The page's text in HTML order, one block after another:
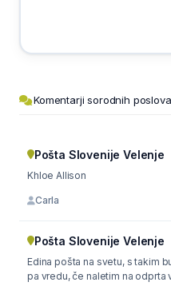
Komentarji sorodnih
Pošta Slovenije Velenje
Khloe Allison
Carla
Pošta Slovenije Velenje
Edina pošta na svetu, s takim
pa vredu, če naletim na odprta